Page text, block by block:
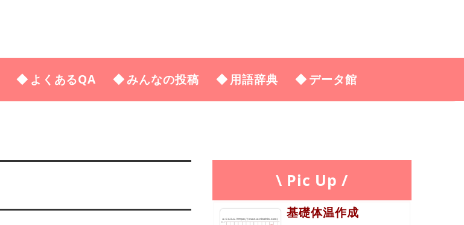
よくあるQA みんなの投稿 用語辞典 データ館
\ Pic Up /
基礎体温作成